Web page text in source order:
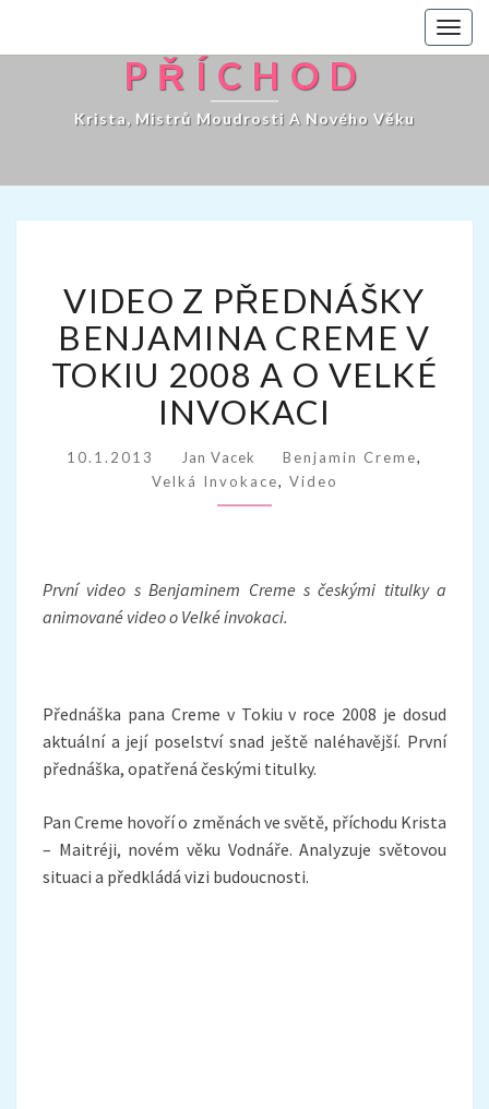
PŘÍCHOD
Krista, Mistrů Moudrosti A Nového Věku
Z
PŘEDNÁŠKY
BENJAMINA
CREME
V
TOKIU
A
O
VELKÉ
VIDEO Z PŘEDNÁŠKY
BENJAMINA CREME V
TOKIU 2008 A O VELKÉ
INVOKACI
10.1.2013 Jan Vacek Benjamin Creme,
Velká Invokace, Video
První video s Benjaminem Creme s českými titulky a
animované video o Velké invokaci.
Přednáška pana Creme v Tokiu v roce 2008 je dosud
aktuální a její poselství snad ještě naléhavější. První
přednáška, opatřená českými titulky.
Pan Creme hovoří o změnách ve světě, příchodu Krista
– Maitréji, novém věku Vodnáře. Analyzuje světovou
situaci a předkládá vizi budoucnosti.